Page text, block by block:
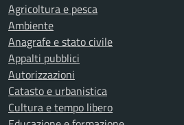
Agricoltura e pesca
Ambiente
Anagrafe e stato civile
Appalti pubblici
Autorizzazioni
Catasto e urbanistica
Cultura e tempo libero